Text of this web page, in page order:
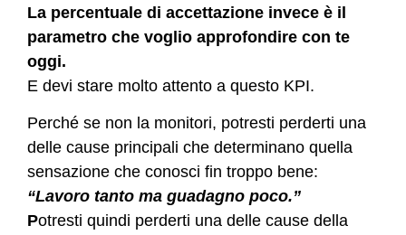
La percentuale di accettazione invece è il
parametro che voglio approfondire con te
oggi.
E devi stare molto attento a questo KPI.
Perché se non la monitori, potresti perderti una
delle cause principali che determinano quella
sensazione che conosci fin troppo bene:
“Lavoro tanto ma guadagno poco.”
Potresti quindi perderti una delle cause della